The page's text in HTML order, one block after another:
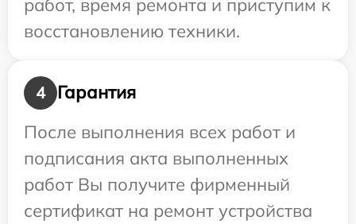
восстановлению техники.
4
Гарантия
После выполнения всех работ и
подписания акта выполненных
работ Вы получите фирменный
сертификат на ремонт устройства